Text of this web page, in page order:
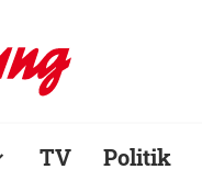
TV Politik